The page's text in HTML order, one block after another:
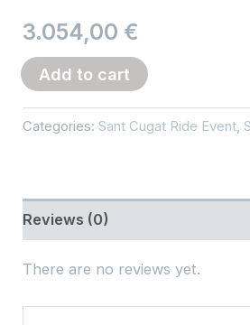
3.054,00 €
Pago
pendiente.
La
Ride
Ref:
Add to cart
Categories:Sant Cugat Ride Event,
Reviews (0)
There are no reviews yet.